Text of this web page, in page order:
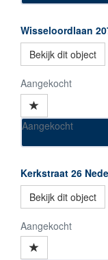
Wisseloordlaan
Bekijk dit object
Aangekocht
Aangekocht
Kerkstraat 26
Bekijk dit object
Aangekocht